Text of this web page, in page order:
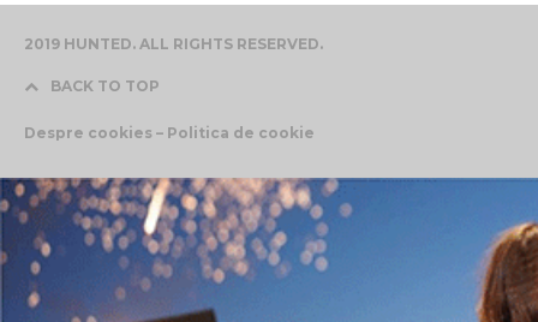
2019 HUNTED. ALL RIGHTS RESERVED.
BACK TO TOP
Despre cookies – Politica de cookie